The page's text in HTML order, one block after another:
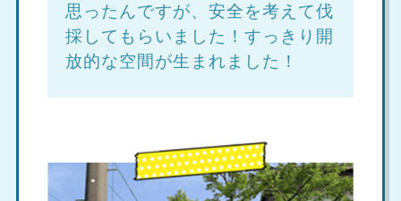
思ったんですが、安全を考えて伐
採してもらいました！すっきり開
放的な空間が生まれました！